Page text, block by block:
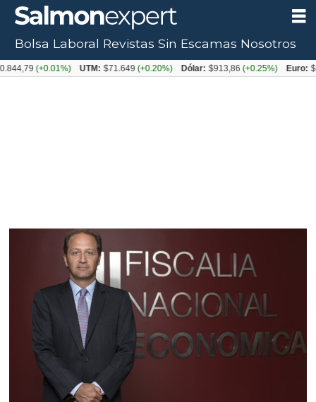
Tag:
Bolsa Laboral Revistas Sin Escamas Nosotros
(+0.01%) UTM: $71.649(+0.20%) Dólar: $913,86(+0.25%) Euro: